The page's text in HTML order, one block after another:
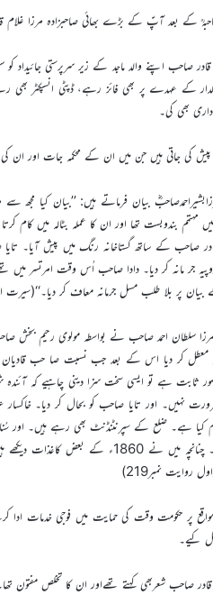
بعد آپؑ کے بڑے بھائی صاحبزادہ مرزا غلام قادر صاحب مرحوم
قادر صاحب اپنے والد ماجد کے زیر سرپرستی
کے عہدے پر بھی فائز رہے، ڈپٹی انسپکٹر بھی
بھی کی۔
کی جاتی ہیں جن میں ان کے محکمہ جات اور ان کی
بیان فرماتے ہیں: ’’بیان کیا
بندوبست تھا اور ان کا عملہ بٹالہ میں کام کرتا
قادر صاحب کے ساتھ گستاخانہ رنگ میں پیش
جر مانہ کر دیا۔ دادا صاحب اُس وقت امرتسر
پر بلا طلب مسل جرمانہ معاف کر دیا۔‘‘(سیرت
مرزا سلطان احمد صاحب نے بواسطہ مولوی رحیم
کر دیا اس کے بعد جب نسبت صا حب قادیان
ثابت ہے تو ایسی سخت سزا دینی چاہیے کہ
نہیں۔ اور تایا صاحب کو بحال کر دیا۔
کیا ہے۔ ضلع کے سپرنٹنڈنٹ بھی رہے ہیں۔ اور
ٹھیکہ داری بھی کی ہے۔ چنانچہ
روایت نمبر219)
پر حکومت وقت کی حمایت میں فوجی خدمات ادا
کیے۔
صاحب شعربھی کہتے تھےاور ان کا تخلص مفتون تھا۔